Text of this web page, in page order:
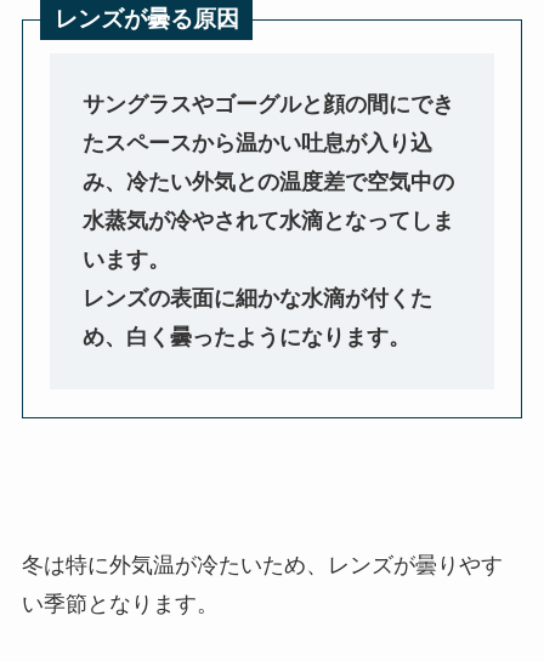
レンズが曇る原因
サングラスやゴーグルと顔の間にでき
たスペースから温かい吐息が入り込
み、冷たい外気との温度差で空気中の
水蒸気が冷やされて水滴となってしま
います。
レンズの表面に細かな水滴が付くた
め、白く曇ったようになります。
冬は特に外気温が冷たいため、レンズが曇りやす
い季節となります。